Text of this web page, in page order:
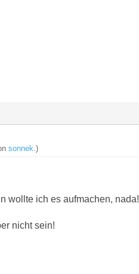
sonnek .)
wollte ich es aufmachen, nada!
nicht sein!